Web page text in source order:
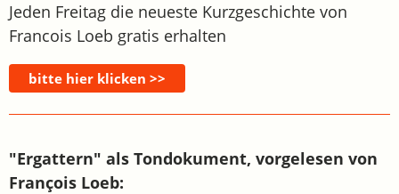
Jeden Freitag die neueste Kurzgeschichte von
Francois Loeb gratis erhalten
"Ergattern" als Tondokument, vorgelesen von
François Loeb: